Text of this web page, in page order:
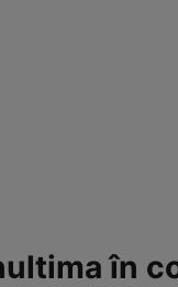
în